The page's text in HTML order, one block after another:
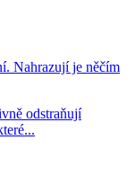
Nahrazují je něčím
odstraňují